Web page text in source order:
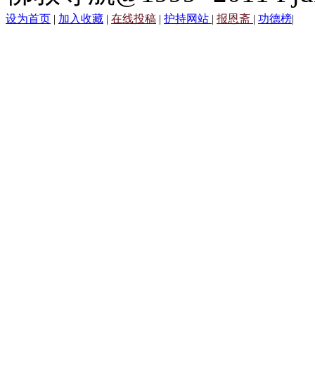
设为首页 | 加入收藏 | 在线投稿 | 护持网站 | 报恩斋 | 功德榜|